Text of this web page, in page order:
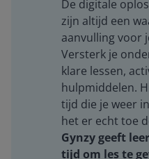
De digitale
zijn altijd een
aanvulling voor
Versterk je
klare lessen,
hulpmiddelen.
tijd die je weer
het er echt toe
Gynzy geeft
tijd om les te